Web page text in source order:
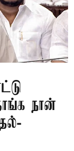
நான்